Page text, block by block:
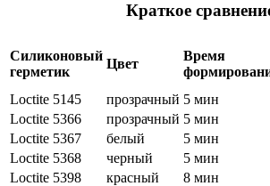
Краткое
Силиконовый
герметик
Цвет
Время
Loctite 5145 прозрачный 5 мин
Loctite 5366
прозрачный 5 мин
Loctite 5367
белый 5 мин
Loctite 5368
черный 5 мин
Loctite 5398
красный 8 мин